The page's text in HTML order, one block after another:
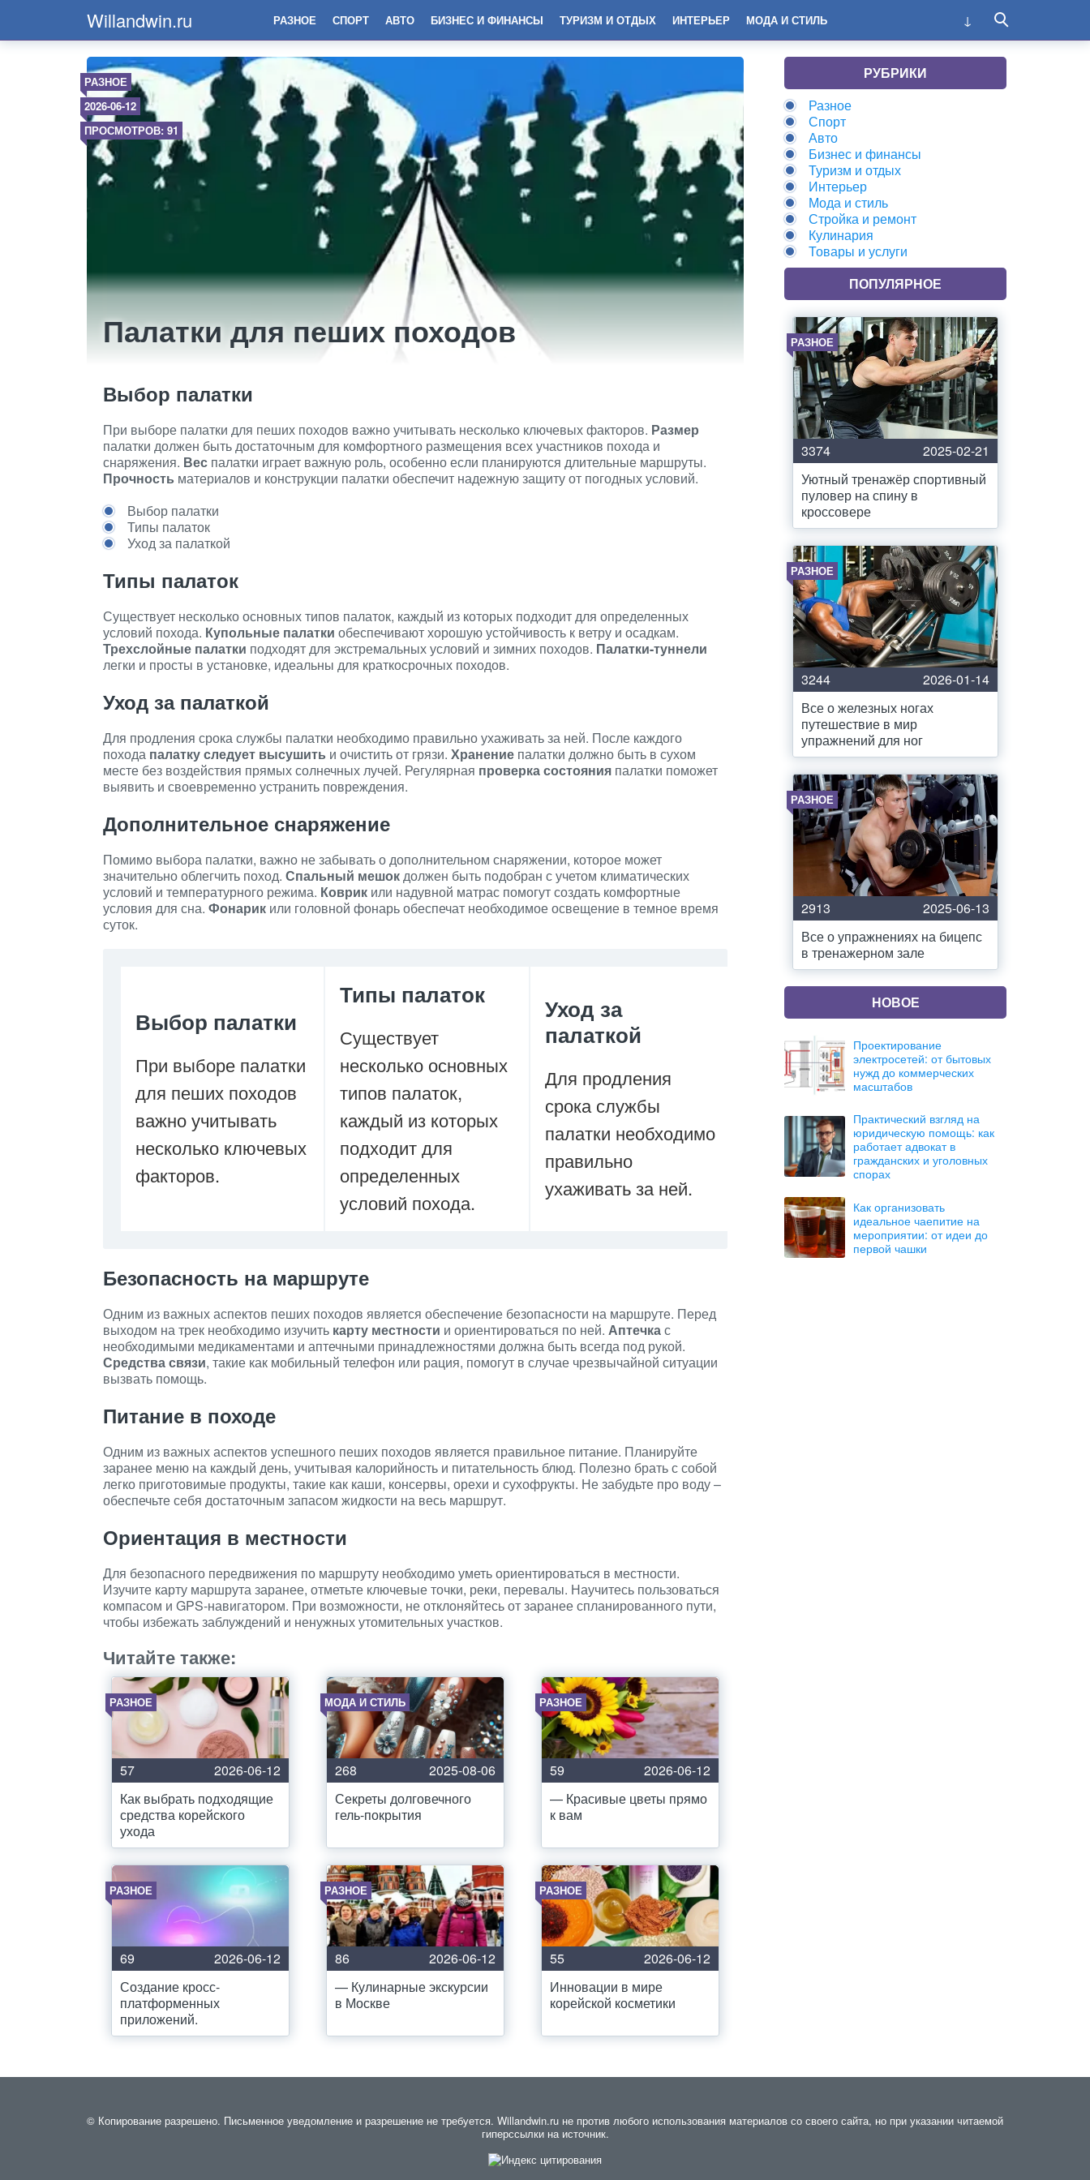
Willandwin.ru РАЗНОЕ СПОРТ АВТО БИЗНЕС И ФИНАНСЫ ТУРИЗМ И ОТДЫХ ИНТЕРЬЕР МОДА И СТИЛЬ
РАЗНОЕ
2026-06-12
ПРОСМОТРОВ: 91
Палатки для пеших походов
Выбор палатки
При выборе палатки для пеших походов важно учитывать несколько ключевых факторов. Размер
палатки должен быть достаточным для комфортного размещения всех участников похода и
снаряжения. Вес палатки играет важную роль, особенно если планируются длительные маршруты.
Прочность материалов и конструкции палатки обеспечит надежную защиту от погодных условий.
Выбор палатки
Типы палаток
Уход за палаткой
Типы палаток
Существует несколько основных типов палаток, каждый из которых подходит для определенных
условий похода. Купольные палатки обеспечивают хорошую устойчивость к ветру и осадкам.
Трехслойные палатки подходят для экстремальных условий и зимних походов. Палатки-туннели
легки и просты в установке, идеальны для краткосрочных походов.
Уход за палаткой
Для продления срока службы палатки необходимо правильно ухаживать за ней. После каждого
похода палатку следует высушить и очистить от грязи. Хранение палатки должно быть в сухом
месте без воздействия прямых солнечных лучей. Регулярная проверка состояния палатки поможет
выявить и своевременно устранить повреждения.
Дополнительное снаряжение
Помимо выбора палатки, важно не забывать о дополнительном снаряжении, которое может
значительно облегчить поход. Спальный мешокдолжен быть подобран с учетом климатических
условий и температурного режима. Коврик или надувной матрас помогут создать комфортные
условия для сна. Фонарик или головной фонарь обеспечат необходимое освещение в темное время
суток.
Выбор палатки
При выборе палатки
для пеших походов
важно учитывать
несколько ключевых
факторов.
Типы палаток
Существует
несколько основных
типов палаток,
каждый из которых
подходит для
определенных
условий похода.
Уход за
палаткой
Для продления
срока службы
палатки необходимо
правильно
ухаживать за ней.
Безопасность на маршруте
Одним из важных аспектов пеших походов является обеспечение безопасности на маршруте. Перед
выходом на трек необходимо изучить карту местности и ориентироваться по ней. Аптечкас
необходимыми медикаментами и аптечными принадлежностями должна быть всегда под рукой.
Средства связи, такие как мобильный телефон или рация, помогут в случае чрезвычайной ситуации
вызвать помощь.
Питание в походе
Одним из важных аспектов успешного пеших походов является правильное питание. Планируйте
заранее меню на каждый день, учитывая калорийность и питательность блюд. Полезно брать с собой
легко приготовимые продукты, такие как каши, консервы, орехи и сухофрукты. Не забудьте про воду –
обеспечьте себя достаточным запасом жидкости на весь маршрут.
Ориентация в местности
Для безопасного передвижения по маршруту необходимо уметь ориентироваться в местности.
Изучите карту маршрута заранее, отметьте ключевые точки, реки, перевалы. Научитесь пользоваться
компасом и GPS-навигатором. При возможности, не отклоняйтесь от заранее спланированного пути,
чтобы избежать заблуждений и ненужных утомительных участков.
Читайте также:
РАЗНОЕ
57
2026-06-12
Как выбрать подходящие
средства корейского
ухода
МОДА И СТИЛЬ
268
2025-08-06
Секреты долговечного
гель-покрытия
РАЗНОЕ
59
2026-06-12
— Красивые цветы прямо
к вам
РАЗНОЕ
69
2026-06-12
Создание кросс-
платформенных
приложений.
РАЗНОЕ
86
2026-06-12
— Кулинарные экскурсии
в Москве
РАЗНОЕ
55
2026-06-12
Инновации в мире
корейской косметики
РУБРИКИ
Разное
Спорт
Авто
Бизнес и финансы
Туризм и отдых
Интерьер
Мода и стиль
Стройка и ремонт
Кулинария
Товары и услуги
ПОПУЛЯРНОЕ
РАЗНОЕ
3374
2025-02-21
Уютный тренажёр спортивный
пуловер на спину в
кроссовере
РАЗНОЕ
3244
2026-01-14
Все о железных ногах
путешествие в мир
упражнений для ног
РАЗНОЕ
2913
2025-06-13
Все о упражнениях на бицепс
в тренажерном зале
НОВОЕ
Проектирование
электросетей: от бытовых
нужд до коммерческих
масштабов
Практический взгляд на
юридическую помощь: как
работает адвокат в
гражданских и уголовных
спорах
Как организовать
идеальное чаепитие на
мероприятии: от идеи до
первой чашки
© Копирование разрешено. Письменное уведомление и разрешение не требуется. Willandwin.ru не против любого использования материалов со своего сайта, но при указании читаемой
гиперссылки на источник.